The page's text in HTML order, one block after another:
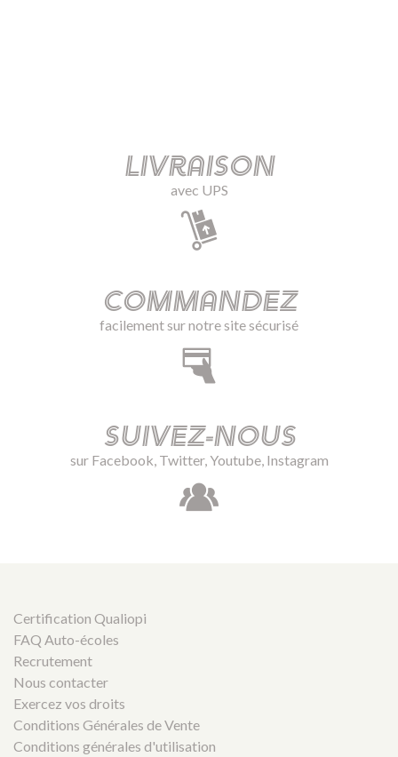
Livraison
avec UPS
Commandez
facilement sur notre site sécurisé
Suivez-nous
sur Facebook, Twitter, Youtube, Instagram
Certification Qualiopi
FAQ Auto-écoles
Recrutement
Nous contacter
Exercez vos droits
Conditions Générales de Vente
Conditions générales d'utilisation